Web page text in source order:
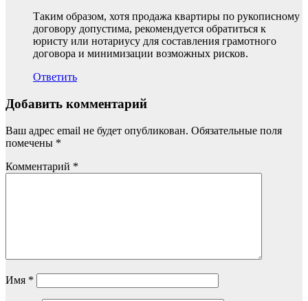
Таким образом, хотя продажа квартиры по рукописному
договору допустима, рекомендуется обратиться к
юристу или нотариусу для составления грамотного
договора и минимизации возможных рисков.
Ответить
Добавить комментарий
Ваш адрес email не будет опубликован. Обязательные поля
помечены *
Комментарий *
Имя *